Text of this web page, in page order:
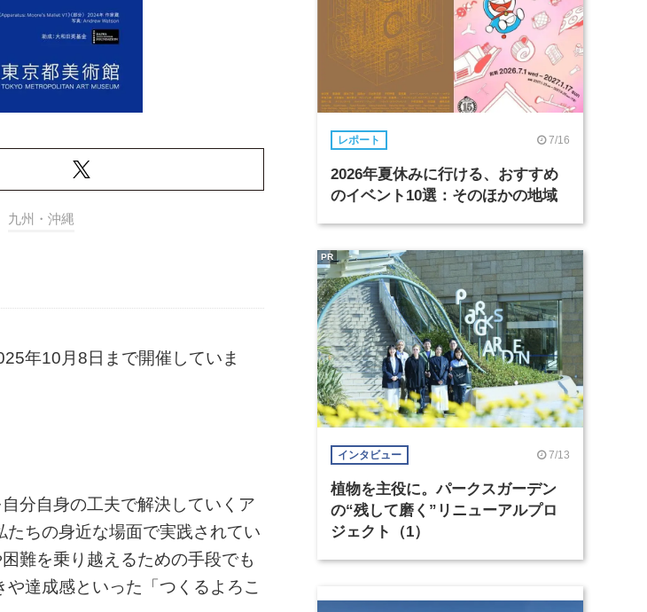
九州・沖縄
年10月8日まで開催していま
分自身の工夫で解決していくア
ちの身近な場面で実践されてい
難を乗り越えるための手段でも
達成感といった「つくるよろこ
レポート 7/16
2026年夏休みに行ける、おすすめ
のイベント10選：そのほかの地域
インタビュー 7/13
植物を主役に。パークスガーデン
の“残して磨く”リニューアルプロ
ジェクト（1）
PR